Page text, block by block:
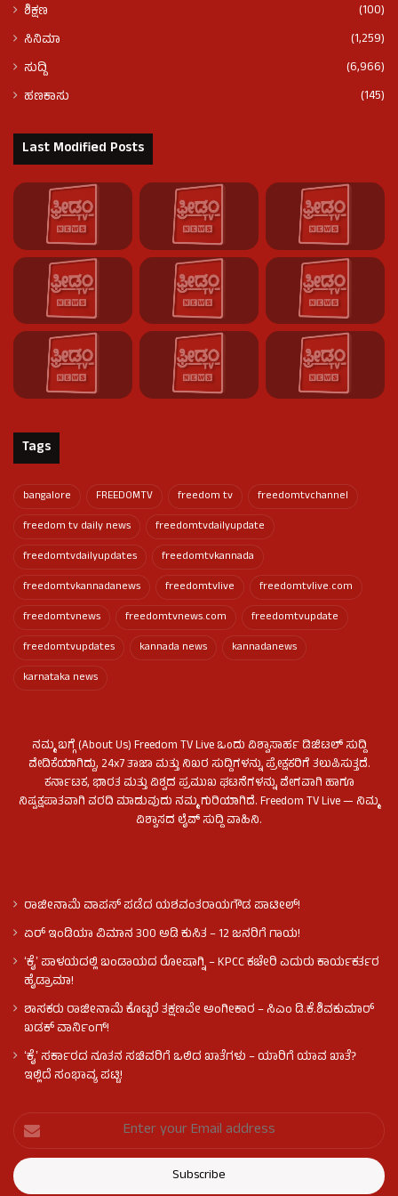
ಶಿಕ್ಷಣ
(100)
ಸಿನಿಮಾ
(1,259)
ಸುದ್ದಿ
(6,966)
ಹಣಕಾಸು
(145)
Last Modified Posts
Tags
bangalore FREEDOMTV freedom tv
freedomtvchannel
freedom tv daily news
freedomtvdailyupdate
freedomtvdailyupdates
freedomtvkannada
freedomtvkannadanews
freedomtvlive
freedomtvlive.com
freedomtvnews
freedomtvnews.com
freedomtvupdate
freedomtvupdates
kannada news
kannadanews
karnataka news
ನಮ್ಮ ಬಗ್ಗೆ (About Us) Freedom TV Live ಒಂದು ವಿಶ್ವಾಸಾರ್ಹ ಡಿಜಿಟಲ್ ಸುದ್ದಿ
ವೇದಿಕೆಯಾಗಿದ್ದು, 24x7 ತಾಜಾ ಮತ್ತು ನಿಖರ ಸುದ್ದಿಗಳನ್ನು ಪ್ರೇಕ್ಷಕರಿಗೆ ತಲುಪಿಸುತ್ತದೆ.
ಕರ್ನಾಟಕ, ಭಾರತ ಮತ್ತು ವಿಶ್ವದ ಪ್ರಮುಖ ಘಟನೆಗಳನ್ನು ವೇಗವಾಗಿ ಹಾಗೂ
ನಿಷ್ಪಕ್ಷಪಾತವಾಗಿ ವರದಿ ಮಾಡುವುದು ನಮ್ಮ ಗುರಿಯಾಗಿದೆ. Freedom TV Live — ನಿಮ್ಮ
ವಿಶ್ವಾಸದ ಲೈವ್ ಸುದ್ದಿ ವಾಹಿನಿ.
ರಾಜೀನಾಮೆ ವಾಪಸ್ ಪಡೆದ ಯಶವಂತರಾಯಗೌಡ ಪಾಟೀಲ್‌!
ಏರ್ ಇಂಡಿಯಾ ವಿಮಾನ 300 ಅಡಿ ಕುಸಿತ – 12 ಜನರಿಗೆ ಗಾಯ!
ʻಕೈʼ​ ಪಾಳಯದಲ್ಲಿ ಬಂಡಾಯದ ರೋಷಾಗ್ನಿ – KPCC ಕಚೇರಿ ಎದುರು ಕಾರ್ಯಕರ್ತರ
ಹೈಡ್ರಾಮಾ!
ಶಾಸಕರು ರಾಜೀನಾಮೆ ಕೊಟ್ಟರೆ ತಕ್ಷಣವೇ ಅಂಗೀಕಾರ – ಸಿಎಂ ಡಿ.ಕೆ.ಶಿವಕುಮಾರ್
ಖಡಕ್ ವಾರ್ನಿಂಗ್!
ʻಕೈʼ ಸರ್ಕಾರದ ನೂತನ ಸಚಿವರಿಗೆ ಒಲಿದ ಖಾತೆಗಳು – ಯಾರಿಗೆ ಯಾವ ಖಾತೆ?
ಇಲ್ಲಿದೆ ಸಂಭಾವ್ಯ ಪಟ್ಟಿ!